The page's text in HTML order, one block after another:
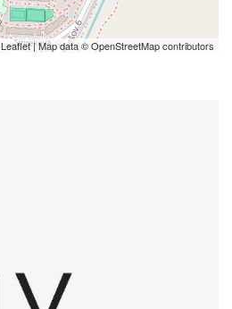
Leaflet| Map data ©OpenStreetMapcontributors